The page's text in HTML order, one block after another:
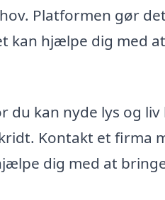
Platformen gør
kan hjælpe dig med
du kan nyde lys og
Kontakt et firma
dig med at